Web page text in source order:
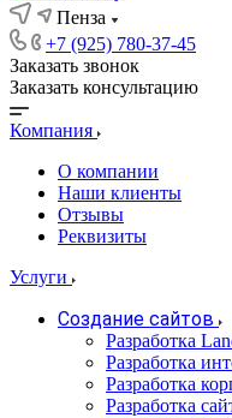
Пенза
+7 (925) 780-37-45
Заказать звонок
Заказать консультацию
Компания
О компании
Наши клиенты
Отзывы
Реквизиты
Услуги
Создание сайтов
Разработка
Разработка
Разработка
Разработка